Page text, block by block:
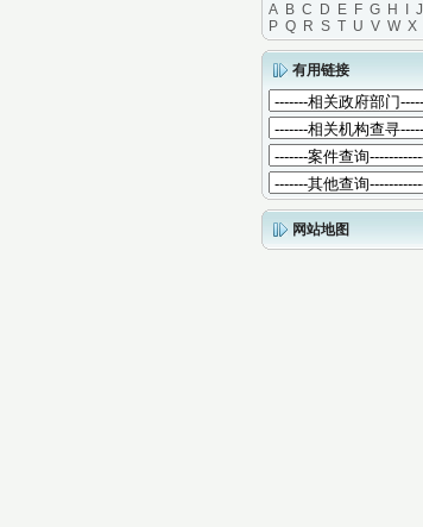
A B C D E F G H J
P Q R S T U V W X
有用链接
网站地图